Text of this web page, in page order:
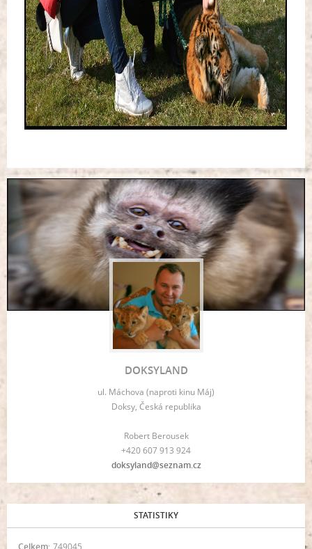
DOKSYLAND
ul. Máchova (naproti kinu Máj)
Doksy, Česká republika
Robert Berousek
+420 607 913 924
doksyland@seznam.cz
STATISTIKY
Celkem: 749045